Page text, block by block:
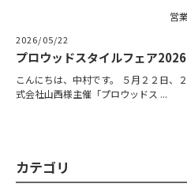
営
2026/05/22
プロウッドスタイルフェア
こんにちは、中村です。 ５月２２日、
式会社山西様主催「プロウッドス ...
カテゴリ